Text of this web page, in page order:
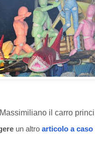
il carro
un altro articolo a caso